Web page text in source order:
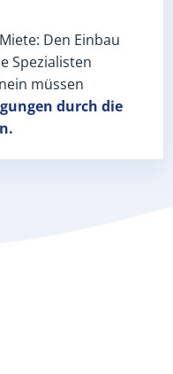
Den Einbau
Spezialisten
müssen
durch die